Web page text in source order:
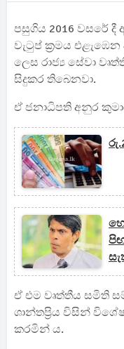
පසුගිය 2016 වසරේ දී
වැටුප් ක්‍රමය
ලෙස රාජ්‍ය සේවා
සිදුකර තිබෙනවා.
ඒ ජනාධිපති අනුර
ඒ එම වෘත්තීය සමිති
ශාන්තප්‍රිය විසින්
කරමින් ය.